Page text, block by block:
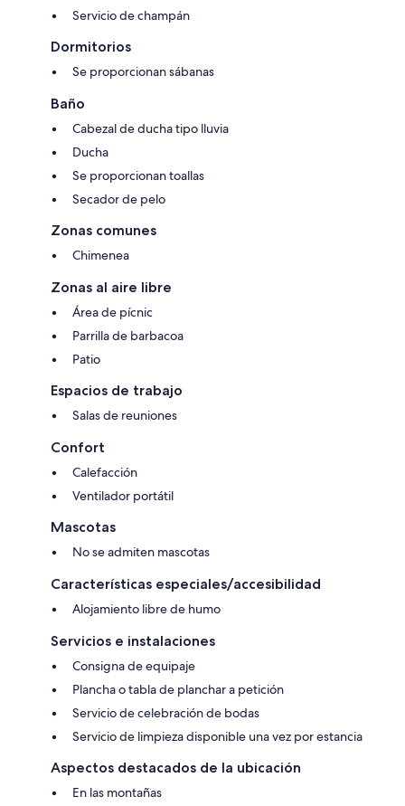
Servicio de champán
Dormitorios
Se proporcionan sábanas
Baño
Cabezal de ducha tipo lluvia
Ducha
Se proporcionan toallas
Secador de pelo
Zonas comunes
Chimenea
Zonas al aire libre
Área de pícnic
Parrilla de barbacoa
Patio
Espacios de trabajo
Salas de reuniones
Confort
Calefacción
Ventilador portátil
Mascotas
No se admiten mascotas
Características especiales/accesibilidad
Alojamiento libre de humo
Servicios e instalaciones
Consigna de equipaje
Plancha o tabla de planchar a petición
Servicio de celebración de bodas
Servicio de limpieza disponible una vez por estancia
Aspectos destacados de la ubicación
En las montañas